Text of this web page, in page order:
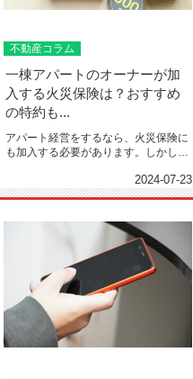
不動産コラム
一棟アパートのオーナーが加
入する火災保険は？おすすめ
の特約も...
アパート経営をするなら、火災保険に
も加入する必要があります。しかし、
2024-07-23